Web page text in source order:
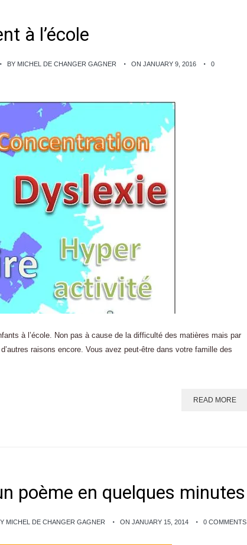
à l’école
BY MICHEL DE CHANGER GAGNER ON JANUARY 9, 2016 0
à l’école. Non pas à cause de la difficulté des matières mais par
raisons encore. Vous avez peut-être dans votre famille des
READ MORE
poème en quelques minutes
MICHEL DE CHANGER GAGNER ON JANUARY 15, 2014 0 COMMENTS